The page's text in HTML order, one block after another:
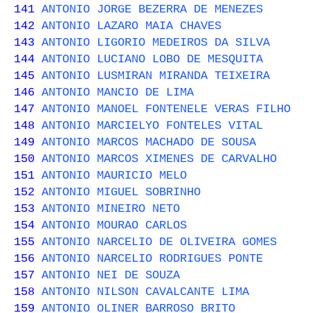
141 ANTONIO JORGE BEZERRA DE MENEZES
142 ANTONIO LAZARO MAIA CHAVES
143 ANTONIO LIGORIO MEDEIROS DA SILVA
144 ANTONIO LUCIANO LOBO DE MESQUITA
145 ANTONIO LUSMIRAN MIRANDA TEIXEIRA
146 ANTONIO MANCIO DE LIMA
147 ANTONIO MANOEL FONTENELE VERAS FILHO
148 ANTONIO MARCIELYO FONTELES VITAL
149 ANTONIO MARCOS MACHADO DE SOUSA
150 ANTONIO MARCOS XIMENES DE CARVALHO
151 ANTONIO MAURICIO MELO
152 ANTONIO MIGUEL SOBRINHO
153 ANTONIO MINEIRO NETO
154 ANTONIO MOURAO CARLOS
155 ANTONIO NARCELIO DE OLIVEIRA GOMES
156 ANTONIO NARCELIO RODRIGUES PONTE
157 ANTONIO NEI DE SOUZA
158 ANTONIO NILSON CAVALCANTE LIMA
159 ANTONIO OLINER BARROSO BRITO